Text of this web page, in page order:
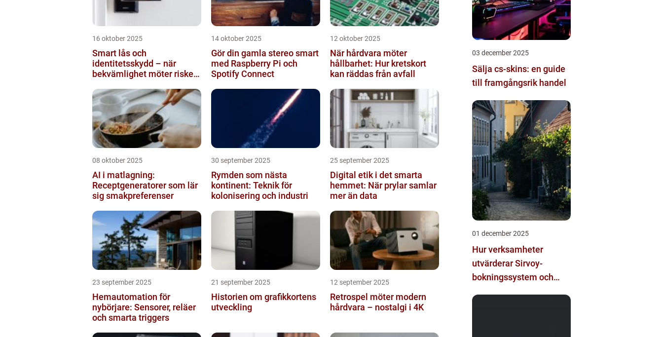
16 oktober 2025
Smart lås och
identitetsskydd – när
bekvämlighet möter risker
14 oktober 2025
Gör din gamla stereo smart
med Raspberry Pi och
Spotify Connect
12 oktober 2025
När hårdvara möter
hållbarhet: Hur kretskort
kan räddas från avfall
08 oktober 2025
AI i matlagning:
Receptgeneratorer som lär
sig smakpreferenser
30 september 2025
Rymden som nästa
kontinent: Teknik för
kolonisering och industri
25 september 2025
Digital etik i det smarta
hemmet: När prylar samlar
mer än data
23 september 2025
Hemautomation för
nybörjare: Sensorer, reläer
och smarta triggers
21 september 2025
Historien om grafikkortens
utveckling
12 september 2025
Retrospel möter modern
hårdvara – nostalgi i 4K
03 december 2025
Sälja cs-skins: en guide
till framgångsrik handel
01 december 2025
Hur verksamheter
utvärderar Sirvoy-
bokningssystem och